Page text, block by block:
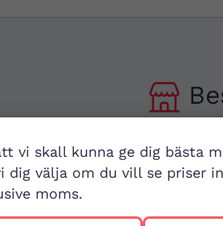
vi skall kunna ge dig bästa
dig välja om du vill se priser
moms.
First Aid